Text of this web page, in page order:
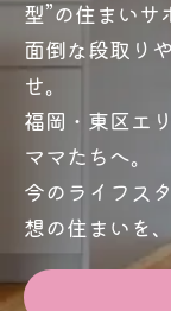
型”の住まいサ
面倒な段取り
せ。
福岡・東区エ
ママたちへ。
今のライフス
想の住まいを